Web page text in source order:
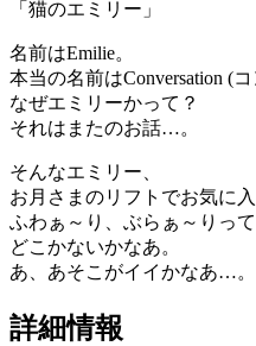
「猫のエミリー」
名前はEmilie。
本当の名前はConversation (
なぜエミリーかって？
それはまたのお話…。
そんなエミリー、
お月さまのリフトでお気に入
ふわぁ～り、ぶらぁ～りっ
どこかないかなあ。
あ、あそこがイイかなあ…。
詳細情報